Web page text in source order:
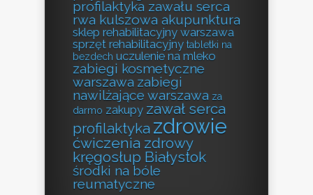
profilaktyka zawału serca
rwa kulszowa akupunktura
sklep rehabilitacyjny warszawa
sprzęt rehabilitacyjny tabletki na
bezdech uczulenie na mleko
zabiegi kosmetyczne
warszawa zabiegi
nawilżające warszawa za
darmo zakupy zawał serca
profilaktyka zdrowie
ćwiczenia zdrowy
kręgosłup Białystok
środki na bóle
reumatyczne